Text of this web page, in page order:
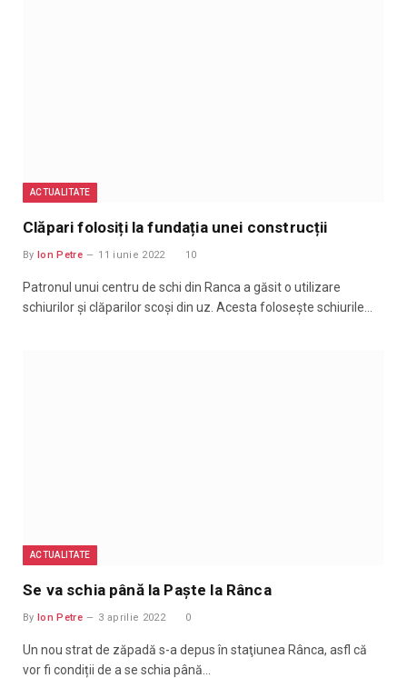
ACTUALITATE
Clăpari folosiți la fundația unei construcții
By Ion Petre 11 iunie 2022 10
Patronul unui centru de schi din Ranca a găsit o utilizare
schiurilor și clăparilor scoși din uz. Acesta folosește schiurile…
ACTUALITATE
Se va schia până la Paște la Rânca
By Ion Petre 3 aprilie 2022 0
Un nou strat de zăpadă s-a depus în staţiunea Rânca, asfl că
vor fi condiții de a se schia până…